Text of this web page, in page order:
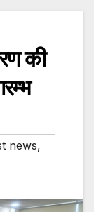
की
news,